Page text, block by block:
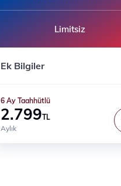
Limitsiz
Ek Bilgiler
Türk Telekom Prime Ayrıcalıkları
6 Ay Taahhütlü
2.799TL
Aylık